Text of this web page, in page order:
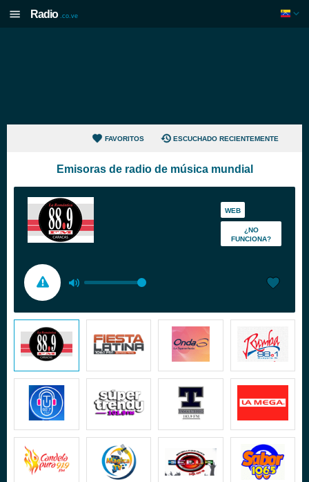
Radio .co.ve
FAVORITOS ESCUCHADO RECIENTEMENTE
Emisoras de radio de música mundial
WEB
¿NO
FUNCIONA?